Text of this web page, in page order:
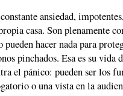
ansiedad,
casa. Son plenamente
pueden hacer nada para
pinchados. Esa es su vida
el pánico: pueden ser los
o una vista en la